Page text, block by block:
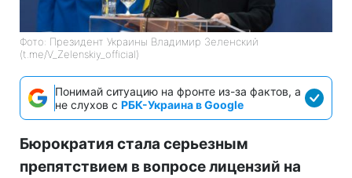
Фото: Президент Украины Владимир Зеленский
(t.me/V_Zelenskiy_official)
Понимай ситуацию на фронте из-за фактов, а
не слухов с РБК-Украина в Google
Бюрократия стала серьезным
препятствием в вопросе лицензий на